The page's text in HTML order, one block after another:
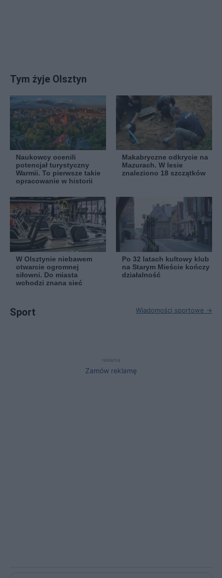
Tym żyje Olsztyn
Naukowcy ocenili
potencjał turystyczny
Warmii. To pierwsze takie
opracowanie w historii
Makabryczne odkrycie na
Mazurach. W lesie
znaleziono 18 szczątków
W Olsztynie niebawem
otwarcie ogromnej
siłowni. Do miasta
wchodzi znana sieć
Po 32 latach kultowy klub
na Starym Mieście kończy
działalność
Sport Wiadomości sportowe →
reklama
Zamów reklamę